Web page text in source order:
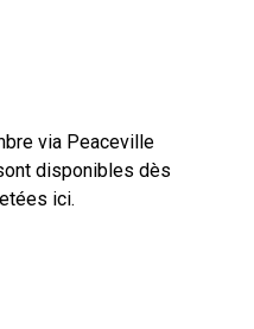
via Peaceville
disponibles dès
ici.